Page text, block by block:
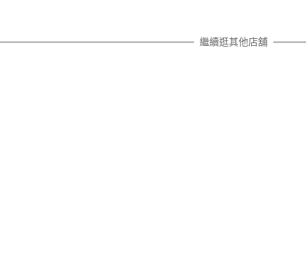
繼續逛其他店舖